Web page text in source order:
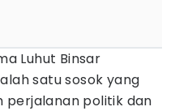
Luhut Binsar
satu sosok yang
perjalanan politik dan